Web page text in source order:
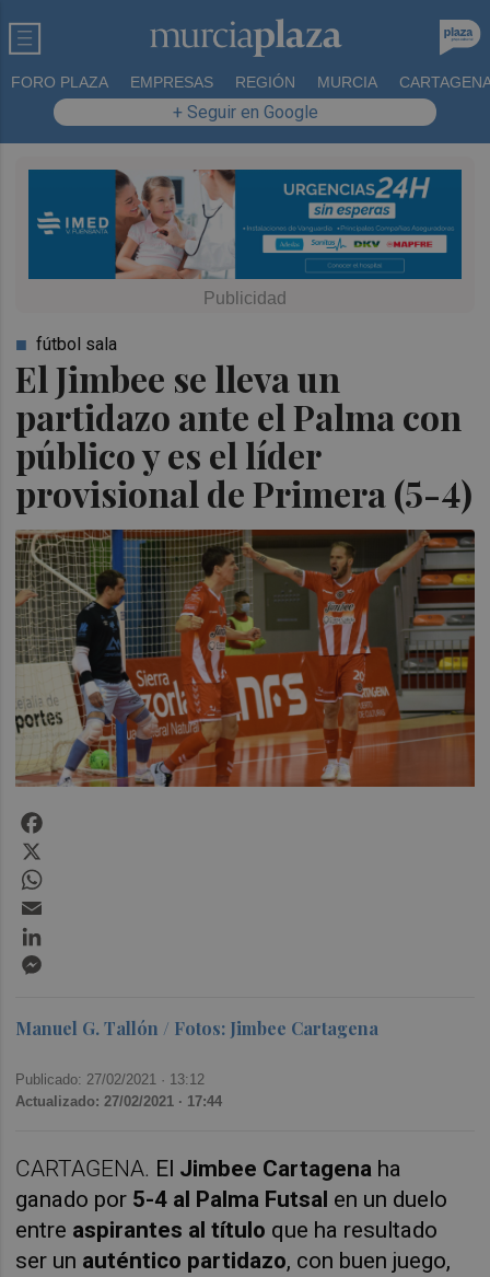
FORO PLAZA EMPRESAS REGIÓN MURCIA
+ Seguir en Google
El Jimbee se lleva un
partidazo ante el Palma con
público y es el líder
provisional de Primera (5-4)
fútbol sala
Manuel G. Tallón / Fotos: Jimbee Cartagena
Publicado: 27/02/2021 · 13:12
Actualizado: 27/02/2021 · 17:44
CARTAGENA. El Jimbee Cartagena ha
ganado por 5-4 al Palma Futsal en un duelo
entre aspirantes al título que ha resultado
ser un auténtico partidazo, con buen juego,